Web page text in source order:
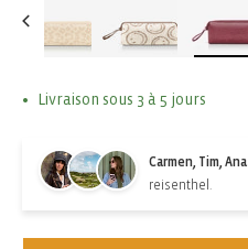
Livraison sous 3 à 5 jours
Carmen, Tim, Ana
reisenthel.